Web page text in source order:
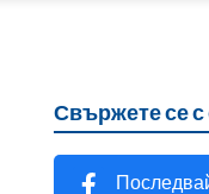
Свържете се